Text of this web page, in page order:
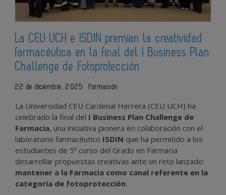
La CEU UCH e ISDIN premian la creatividad
farmacéutica en la final del I Business Plan
Challenge de Fotoprotección
22 de diciembre, 2025 Formación
La Universidad CEU Cardenal Herrera (CEU UCH) ha
celebrado la final del I Business Plan Challenge de
Farmacia, una iniciativa pionera en colaboración con el
laboratorio farmacéutico ISDIN que ha permitido a los
estudiantes de 5º curso del Grado en Farmacia
desarrollar propuestas creativas ante un reto lanzado:
mantener a la Farmacia como canal referente en la
categoría de fotoprotección.